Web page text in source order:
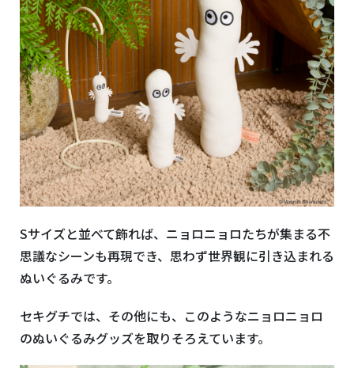
Sサイズと並べて飾れば、ニョロニョロたちが集まる不
思議なシーンも再現でき、思わず世界観に引き込まれる
ぬいぐるみです。
セキグチでは、その他にも、このようなニョロニョロ
のぬいぐるみグッズを取りそろえています。